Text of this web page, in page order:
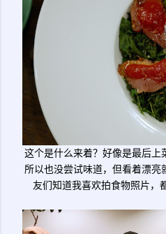
这个是什么来着？好像是最后上
所以也没尝试味道，但看着漂
友们知道我喜欢拍食物照片，